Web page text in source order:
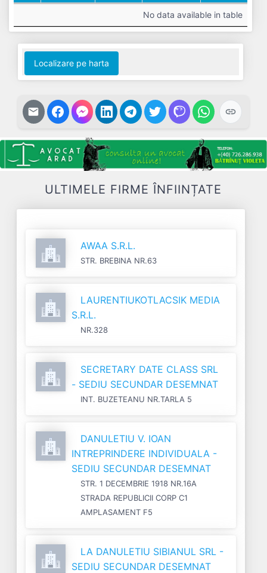
Afaceri
Net
Nr.
Salariați
Datorii
No data available in table
Localizare pe harta
ULTIMELE FIRME ÎNFIINȚATE
AWAA S.R.L.
STR. BREBINA NR.63
LAURENTIUKOTLACSIK MEDIA
S.R.L.
NR.328
SECRETARY DATE CLASS SRL
- SEDIU SECUNDAR DESEMNAT
INT. BUZETEANU NR.TARLA 5
DANULETIU V. IOAN
INTREPRINDERE INDIVIDUALA -
SEDIU SECUNDAR DESEMNAT
STR. 1 DECEMBRIE 1918 NR.16A
STRADA REPUBLICII CORP C1
AMPLASAMENT F5
LA DANULETIU SIBIANUL SRL -
SEDIU SECUNDAR DESEMNAT